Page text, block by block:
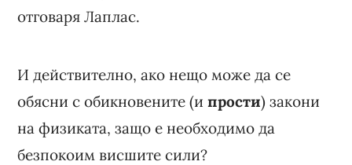
отговаря Лаплас.
И действително, ако нещо може да се
обясни с обикновените (ипрости) закони
на физиката, защо е необходимо да
безпокоим висшите сили?